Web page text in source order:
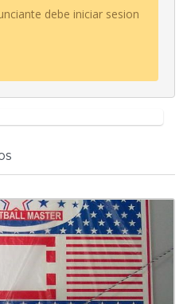
debe iniciar sesion